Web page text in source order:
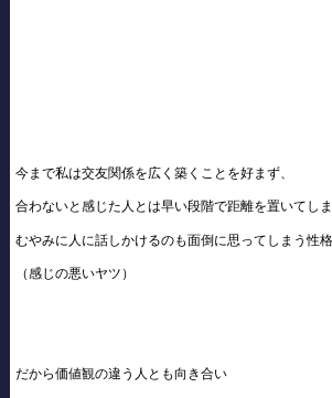
今まで私は交友関係を広く築くことを好まず、
合わないと感じた人とは早い段階で距離を置いてしま
むやみに人に話しかけるのも面倒に思ってしまう性
（感じの悪いヤツ）
だから価値観の違う人とも向き合い